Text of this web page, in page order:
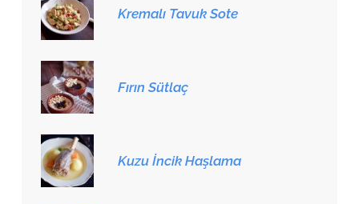
Kremalı Tavuk Sote
Fırın Sütlaç
Kuzu İncik Haşlama